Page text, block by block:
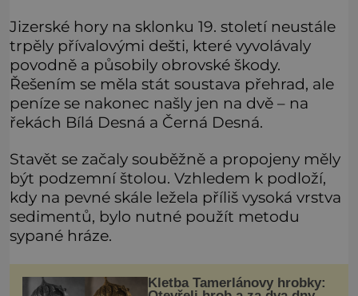
Jizerské hory na sklonku 19. století neustále
trpěly přívalovými dešti, které vyvolávaly
povodně a působily obrovské škody.
Řešením se měla stát soustava přehrad, ale
peníze se nakonec našly jen na dvě – na
řekách Bílá Desná a Černá Desná.
Stavět se začaly souběžně a propojeny měly
být podzemní štolou. Vzhledem k podloží,
kdy na pevné skále ležela příliš vysoká vrstva
sedimentů, bylo nutné použít metodu
sypané hráze.
Kletba Tamerlánovy hrobky: